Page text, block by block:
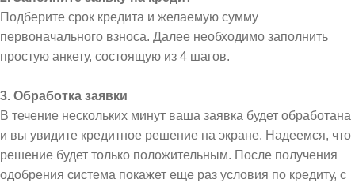
Подберите срок кредита и желаемую сумму
первоначального взноса. Далее необходимо заполнить
простую анкету, состоящую из 4 шагов.
3. Обработка заявки
В течение нескольких минут ваша заявка будет обработана
и вы увидите кредитное решение на экране. Надеемся, что
решение будет только положительным. После получения
одобрения система покажет еще раз условия по кредиту, с